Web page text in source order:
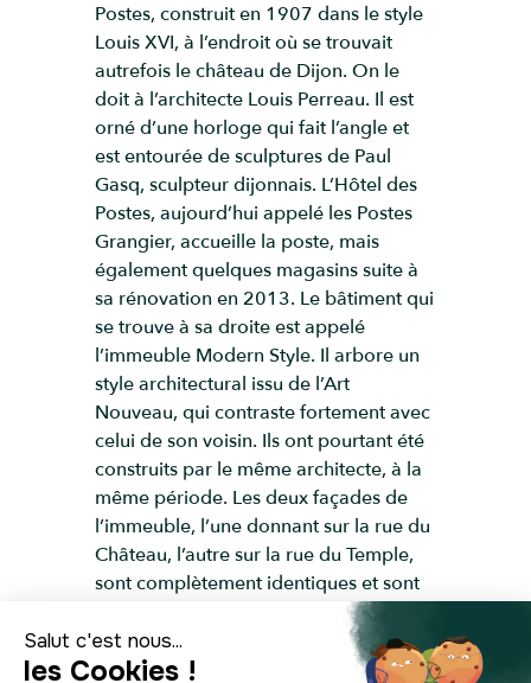
Postes, construit en 1907 dans le style
Louis XVI, à l’endroit où se trouvait
autrefois le château de Dijon. On le
doit à l’architecte Louis Perreau. Il est
orné d’une horloge qui fait l’angle et
est entourée de sculptures de Paul
Gasq, sculpteur dijonnais. L’Hôtel des
Postes, aujourd’hui appelé les Postes
Grangier, accueille la poste, mais
également quelques magasins suite à
sa rénovation en 2013. Le bâtiment qui
se trouve à sa droite est appelé
l’immeuble Modern Style. Il arbore un
style architectural issu de l’Art
Nouveau, qui contraste fortement avec
celui de son voisin. Ils ont pourtant été
construits par le même architecte, à la
même période. Les deux façades de
l’immeuble, l’une donnant sur la rue du
Château, l’autre sur la rue du Temple,
sont complètement identiques et sont
reliées par la petite façade qui fait face
à la place. Celle-ci est ornée, au niveau
de la toiture, de sculptures de feuilles